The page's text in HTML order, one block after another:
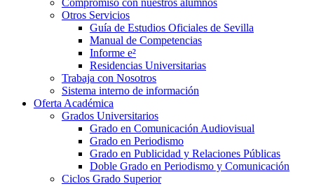
Compromiso con nuestros alumnos
Otros Servicios
Guía de Estudios Oficiales de Sevilla
Manual de Competencias
Informe e²
Residencias Universitarias
Trabaja con Nosotros
Sistema interno de información
Oferta Académica
Grados Universitarios
Grado en Comunicación Audiovisual
Grado en Periodismo
Grado en Publicidad y Relaciones Públicas
Doble Grado en Periodismo y Comunicación
Ciclos Grado Superior